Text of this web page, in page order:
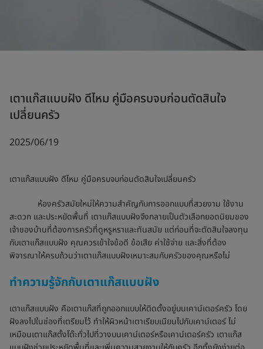
เตาแก๊สแบบฝัง ดีไหม คู่มือครบจบก่อนตัดสินใจ
เปลี่ยนครัว
2025/06/19
เตาแก๊สแบบฝัง ดีไหม คู่มือครบจบก่อนตัดสินใจเปลี่ยนครัว
ห้องครัวสมัยใหม่ให้ความสำคัญกับการออกแบบที่สวยงาม ใช้งาน
สะดวก และประหยัดพื้นที่ เตาแก๊สแบบฝังจึงกลายเป็นตัวเลือกยอดนิยมของ
เจ้าของบ้านที่ต้องการครัวที่ดูหรูหราและทันสมัย แต่ก่อนที่จะตัดสินใจลงทุน
กับเตาแก๊สแบบฝัง คุณควรเข้าใจข้อดี ข้อเสีย ค่าใช้จ่าย และสิ่งที่ต้อง
พิจารณาให้ครบถ้วนว่าเตาแก๊สแบบฝังเหมาะสมกับครัวของคุณหรือไม่
ทำความรู้จักกับเตาแก๊สแบบฝัง
เตาแก๊สแบบฝัง คือเตาแก๊สที่ถูกออกแบบให้ติดตั้งอยู่บนเคาน์เตอร์ครัว โดย
ฝังลงไปในช่องที่เตรียมไว้ ทำให้ผิวหน้าเตาเรียบเนียนไปกับเคาน์เตอร์ ไม่
เหมือนเตาแก๊สตั้งโต๊ะทั่วไปที่วางบนเคาน์เตอร์หรือเคาน์เตอร์ครัว เตาแก๊ส